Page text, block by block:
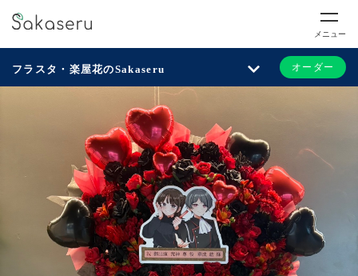
メニュー
フラスタ・楽屋花のSakaseru オーダー